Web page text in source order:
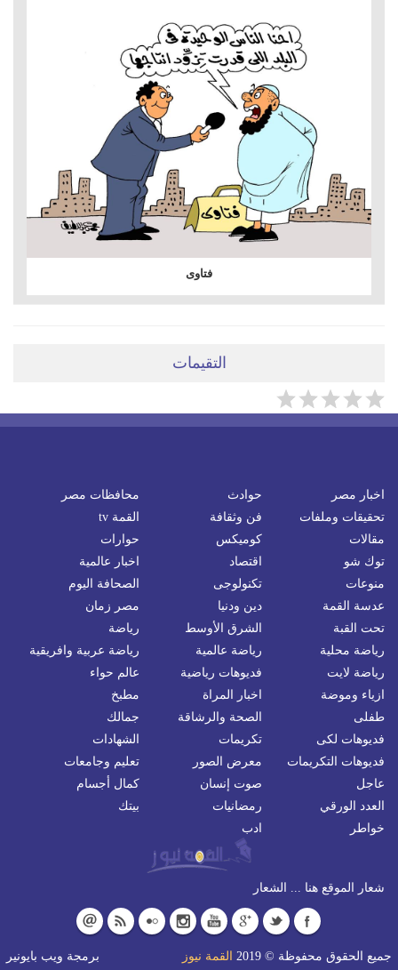
فتاوى
التقيمات
اخبار مصر حوادث
محافظات مصر
تحقيقات وملفات
فن وثقافة
القمة tv
مقالات
كوميكس
حوارات
توك شو
اقتصاد
اخبار عالمية
منوعات
تكنولوجى
الصحافة اليوم
عدسة القمة
دين ودنيا
مصر زمان
تحت القبة
الشرق الأوسط
رياضة
رياضة محلية
رياضة عالمية
رياضة عربية وافريقية
رياضة لايت
فديوهات رياضية
عالم حواء
ازياء وموضة
اخبار المراة
مطبخ
طفلى
الصحة والرشاقة
جمالك
فديوهات لكى
تكريمات
الشهادات
فديوهات التكريمات
معرض الصور
تعليم وجامعات
عاجل
صوت إنسان
كمال أجسام
العدد الورقي
رمضانيات
بيتك
خواطر
ادب
شعار الموقع هنا ... الشعار
جميع الحقوق محفوظة © 2019 القمة نيوز برمجة ويب بايونير